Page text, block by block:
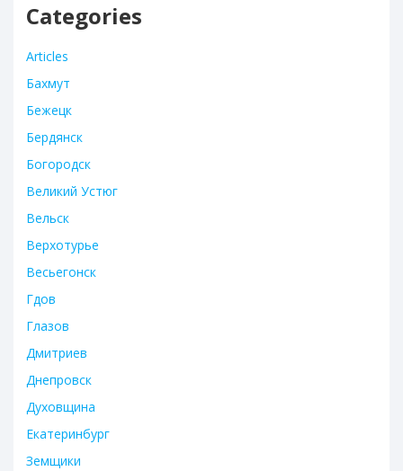
Categories
Articles
Бахмут
Бежецк
Бердянск
Богородск
Великий Устюг
Вельск
Верхотурье
Весьегонск
Гдов
Глазов
Дмитриев
Днепровск
Духовщина
Екатеринбург
Земщики